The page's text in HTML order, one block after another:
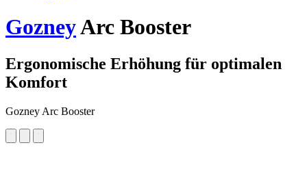
GozneyArc Booster
Ergonomische Erhöhung für optimalen
Komfort
Gozney Arc Booster